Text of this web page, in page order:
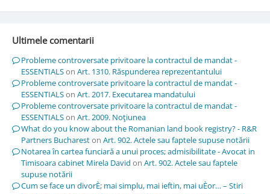
Ultimele comentarii
Probleme controversate privitoare la contractul de mandat -
ESSENTIALSon Art. 1310. Răspunderea reprezentantului
Probleme controversate privitoare la contractul de mandat -
ESSENTIALSon Art. 2017. Executarea mandatului
Probleme controversate privitoare la contractul de mandat -
ESSENTIALSon Art. 2009. Noţiunea
What do you know about the Romanian land book registry? - R&R
Partners Buchareston Art. 902. Actele sau faptele supuse notării
Notarea în cartea funciară a unui proces; admisibilitate - Avocat in
Timisoara cabinet Mirela David on Art. 902. Actele sau faptele
supuse notării
Cum se face un divorÈ; mai simplu, mai ieftin, mai uÈor… – Stiri